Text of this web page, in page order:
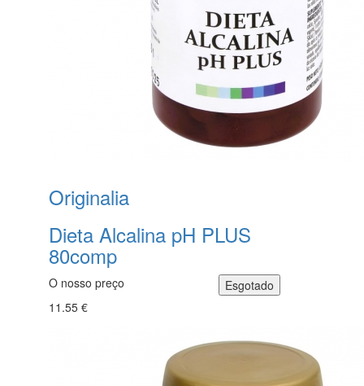
Originalia
Dieta Alcalina pH PLUS
80comp
O nosso preço
11.55 €